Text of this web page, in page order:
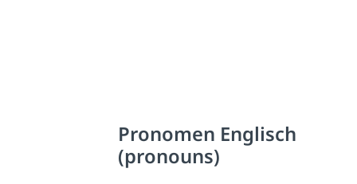
Pronomen Englisch
(pronouns)